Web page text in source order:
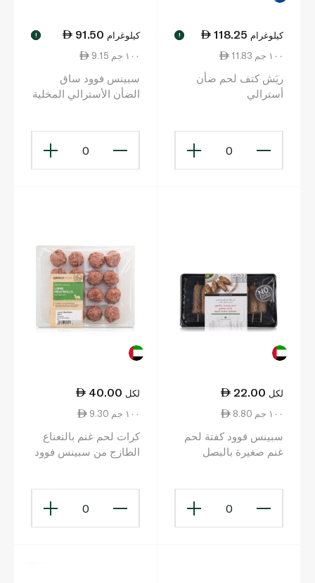
118.25 كيلوغرام !
11.83 ١٠٠ جم
ريَش كتف لحم ضأن
أسترالي
0
91.50 كيلوغرام !
9.15 ١٠٠ جم
سبينس فوود ساق
الضأن الأسترالي المخلية
0
22.00 لكل
8.80 ١٠٠ جم
سبينس فوود كفتة لحم
غنم صغيرة بالبصل
0
40.00 لكل
9.30 ١٠٠ جم
كرات لحم غنم بالنعناع
الطازج من سبينس فوود
0